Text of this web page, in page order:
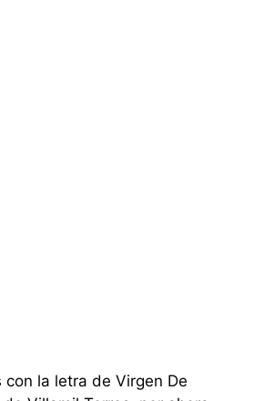
con la letra de Virgen De